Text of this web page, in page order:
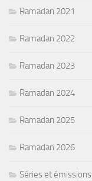
Ramadan 2021
Ramadan 2022
Ramadan 2023
Ramadan 2024
Ramadan 2025
Ramadan 2026
Séries et émissions